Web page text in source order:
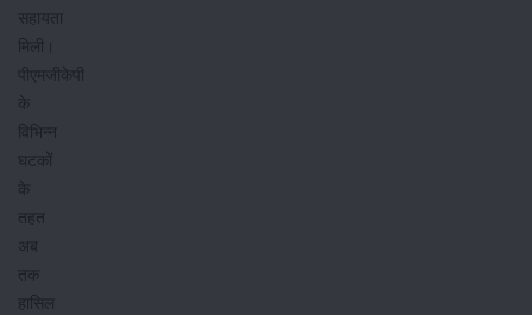
सहायता
मिली।
पीएमजीकेपी
के
विभिन्न
घटकों
के
तहत
तक
हासिल